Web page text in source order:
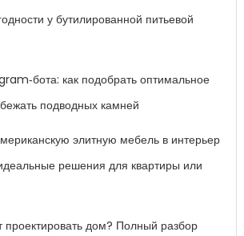
у бутилированной питьевой
как подобрать оптимальное
подводных камней
элитную мебель в интерьер
решения для квартиры или
проектировать дом? Полный разбор